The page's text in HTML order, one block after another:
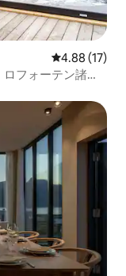
レビュー17
4.88 (17)
フォーテン諸島